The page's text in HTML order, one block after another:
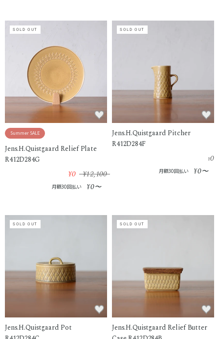
SOLD OUT
Summer SALE
Jens.H.Quistgaard Relief Plate
R412D284G
¥0 ¥12,100
月額30回払い ¥0〜
SOLD OUT
Jens.H.Quistgaard Pitcher
R412D284F
¥0
月額30回払い ¥0〜
SOLD OUT
Jens.H.Quistgaard Pot
SOLD OUT
Jens.H.Quistgaard Relief Butter